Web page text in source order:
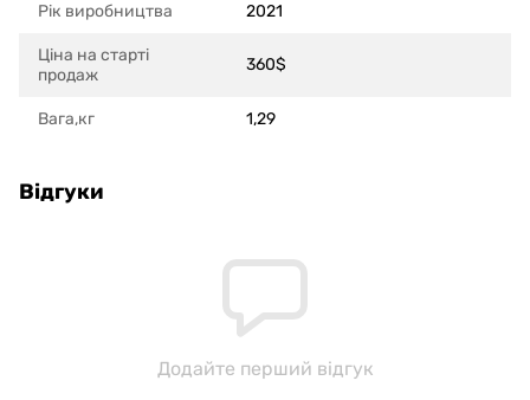
Рік виробництва 2021
Ціна на старті
продаж
360$
Вага,кг 1,29
Відгуки
Додайте перший відгук